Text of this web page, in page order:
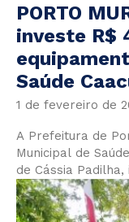
PORTO
investe R$
Saúde
1 de fevereiro de
A Prefeitura de
Municipal de
de Cássia Padilha,